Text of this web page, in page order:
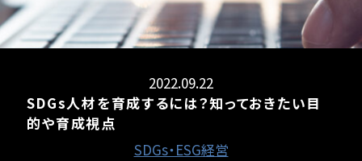
2022.09.22
SDGs人材を育成するには？知っておきたい目
的や育成視点
SDGs・ESG経営